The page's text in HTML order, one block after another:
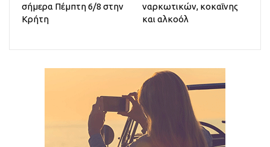
σήμερα Πέμπτη 6/8 στην
Κρήτη
ναρκωτικών, κοκαΐνης
και αλκοόλ